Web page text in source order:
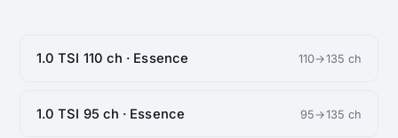
1.0 TSI 110 ch · Essence 110→135 ch
1.0 TSI 95 ch · Essence 95→135 ch